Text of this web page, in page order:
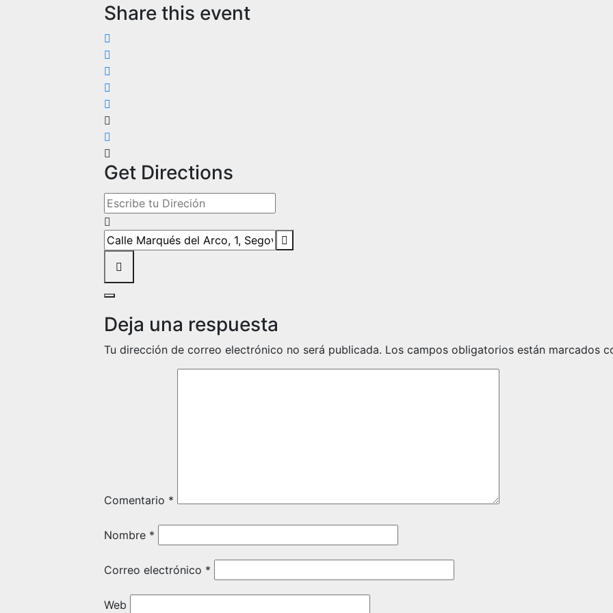
Share this event
Get Directions
Address - Solemnidad del Corpus Christi en la Catedral de Segovia []
Destination Address - Solemnidad del Corpus Christi en la Catedral de Segovia []
Deja una respuesta
Tu dirección de correo electrónico no será publicada. Los campos obligatorios están marcados
Comentario *
Nombre *
Correo electrónico *
Web